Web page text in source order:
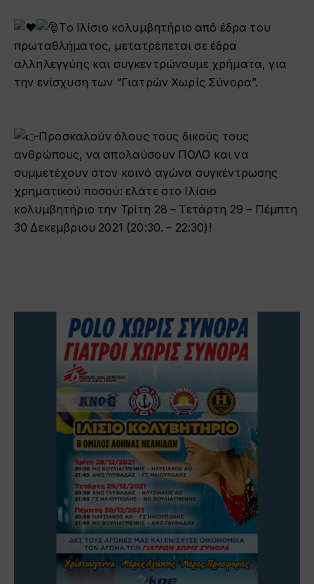
Το Ιλίσιο κολυμβητήριο από έδρα του
πρωταθλήματος, μετατρέπεται σε έδρα
αλληλεγγύης και συγκεντρώνουμε χρήματα, για
την ενίσχυση των “Γιατρών Χωρίς Σύνορα”.
Προσκαλούν όλους τους δικούς τους
ανθρώπους, να απολαύσουν ΠΟΛΟ και να
συμμετέχουν στον κοινό αγώνα συγκέντρωσης
χρηματικού ποσού: ελάτε στο Ιλίσιο
κολυμβητήριο την Τρίτη 28 – Τετάρτη 29 – Πέμπτη
30 Δεκεμβριου 2021 (20:30. – 22:30)!